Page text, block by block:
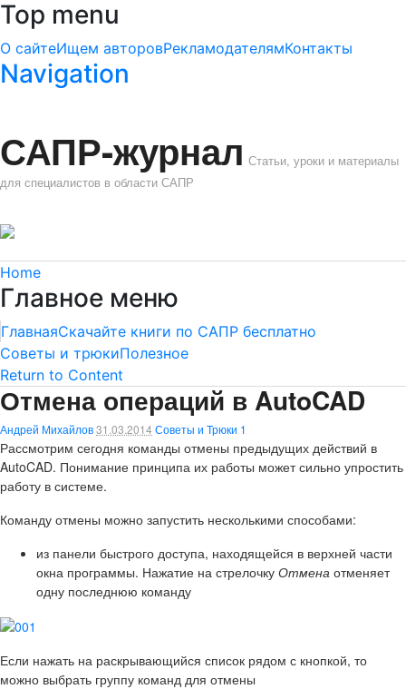
Top menu
О сайтеИщем авторовРекламодателямКонтакты
Navigation
САПР-журнал Статьи, уроки и материалы
для специалистов в области САПР
Home
Главное меню
ГлавнаяСкачайте книги по САПР бесплатно
Советы и трюкиПолезное
Return to Content
Отмена операций в AutoCAD
Андрей Михайлов31.03.2014 Советы и Трюки 1
Рассмотрим сегодня команды отмены предыдущих действий в
AutoCAD. Понимание принципа их работы может сильно упростить
работу в системе.
Команду отмены можно запустить несколькими способами:
из панели быстрого доступа, находящейся в верхней части
окна программы. Нажатие на стрелочку Отмена отменяет
одну последнюю команду
Если нажать на раскрывающийся список рядом с кнопкой, то
можно выбрать группу команд для отмены